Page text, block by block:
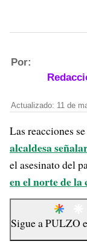
Por:
Actualizado: 11 de
Las reacciones
alcaldesa
el asesinato del
en el norte de la
Sigue aPULZO